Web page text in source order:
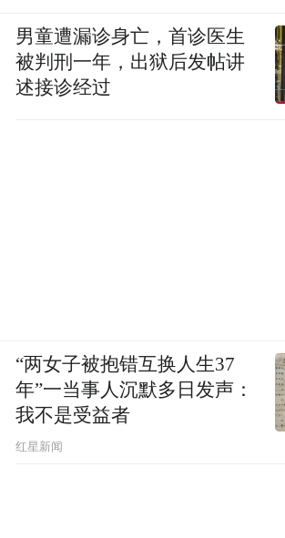
男童遭漏诊身亡，首诊医生
被判刑一年，出狱后发帖讲
述接诊经过
“两女子被抱错互换人生37
年”一当事人沉默多日发声：
我不是受益者
红星新闻